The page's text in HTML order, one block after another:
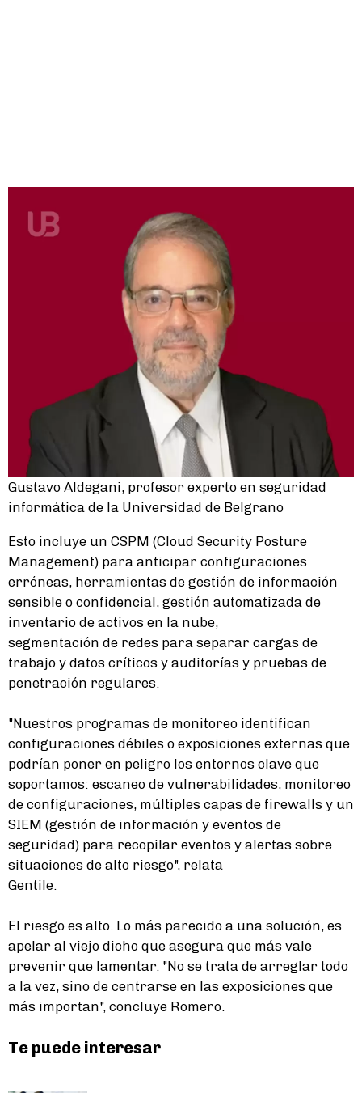
Gustavo Aldegani, profesor experto en seguridad
informática de la Universidad de Belgrano
Esto incluye un CSPM (Cloud Security Posture
Management) para anticipar configuraciones
erróneas, herramientas de gestión de información
sensible o confidencial, gestión automatizada de
inventario de activos en la nube,
segmentación de redes para separar cargas de
trabajo y datos críticos y auditorías y pruebas de
penetración regulares.
"Nuestros programas de monitoreo identifican
configuraciones débiles o exposiciones externas que
podrían poner en peligro los entornos clave que
soportamos: escaneo de vulnerabilidades, monitoreo
de configuraciones, múltiples capas de firewalls y un
SIEM (gestión de información y eventos de
seguridad) para recopilar eventos y alertas sobre
situaciones de alto riesgo", relata
Gentile.
El riesgo es alto. Lo más parecido a una solución, es
apelar al viejo dicho que asegura que más vale
prevenir que lamentar. "No se trata de arreglar todo
a la vez, sino de centrarse en las exposiciones que
más importan", concluye Romero.
Te puede interesar